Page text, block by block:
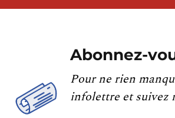
Abonnez-
Pour ne rien
infolettre et suivez